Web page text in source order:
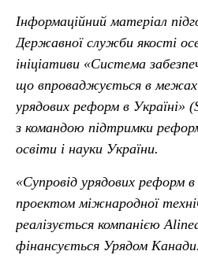
Інформаційний матеріал
Державної служби якості
ініціативи «Система
що впроваджується в межах
урядових реформ в Україні»
з командою підтримки
освіти і науки України.
«Супровід урядових реформ
проектом міжнародної
реалізується компанією
фінансується Урядом Канади.